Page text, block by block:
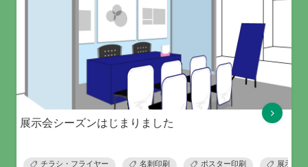
展示会シーズンはじまりました
チラシ・フライヤー 名刺印刷 ポスター印刷 展示会